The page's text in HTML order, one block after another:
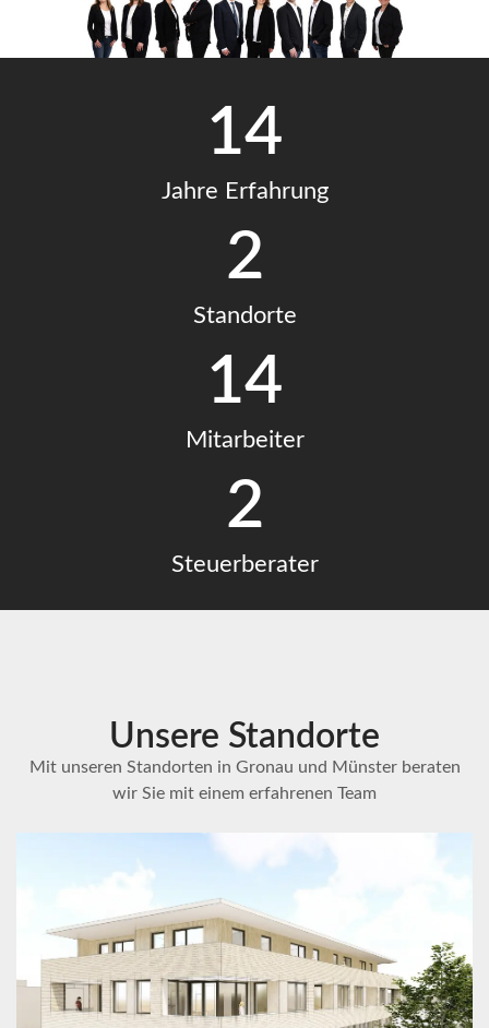
14
Jahre Erfahrung
2
Standorte
14
Mitarbeiter
2
Steuerberater
Unsere Standorte
Mit unseren Standorten in Gronau und Münster beraten
wir Sie mit einem erfahrenen Team